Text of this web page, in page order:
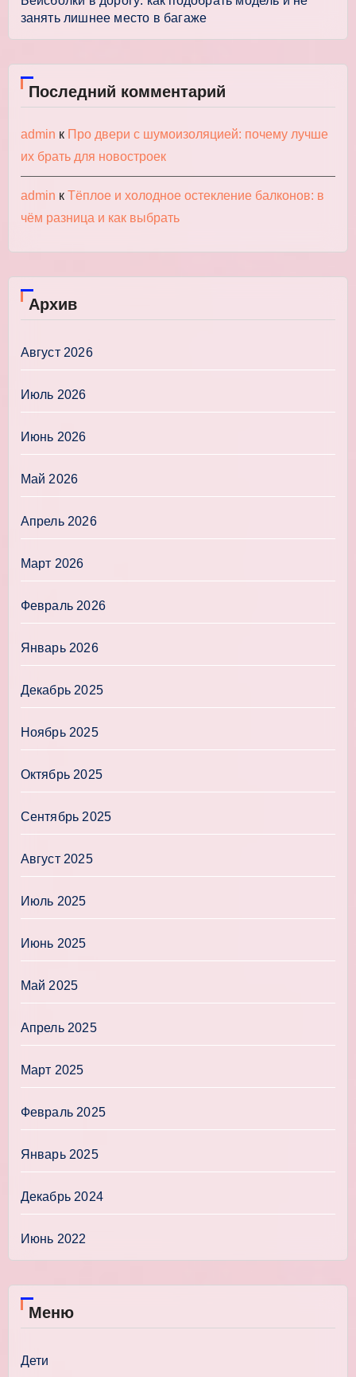
занять лишнее место в багаже
Последний комментарий
admin к Про двери с шумоизоляцией: почему лучше
их брать для новостроек
admin к Тёплое и холодное остекление балконов: в
чём разница и как выбрать
Архив
Август 2026
Июль 2026
Июнь 2026
Май 2026
Апрель 2026
Март 2026
Февраль 2026
Январь 2026
Декабрь 2025
Ноябрь 2025
Октябрь 2025
Сентябрь 2025
Август 2025
Июль 2025
Июнь 2025
Май 2025
Апрель 2025
Март 2025
Февраль 2025
Январь 2025
Декабрь 2024
Июнь 2022
Меню
Дети